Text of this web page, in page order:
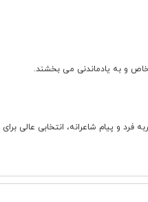
خاص و به یادماندنی می بخشند.
و پیام شاعرانه، انتخابی عالی